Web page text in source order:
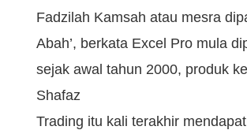
Fadzilah Kamsah atau mesra
Abah’, berkata Excel Pro mula
sejak awal tahun 2000, produk
Shafaz
Trading itu kali terakhir